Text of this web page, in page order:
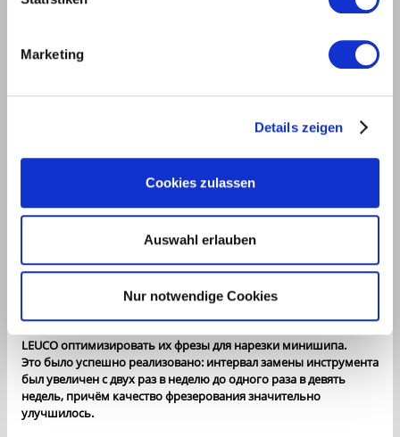
Marketing
Details zeigen
Cookies zulassen
Auswahl erlauben
Nur notwendige Cookies
Управляющий директор Фердинанд Шнайдер доволен результатом
Изготовление ламелей с минишипом для промышленного
производства клеёной древесины и плит из массивной
древесины должно быть прежде всего быстрым. Однако нельзя
бесконечно "жать на газ" – с увеличением скорости количество
LEUCO оптимизировать их фрезы для нарезки минишипа.
Это было успешно реализовано: интервал замены инструмента
был увеличен с двух раз в неделю до одного раза в девять
недель, причём качество фрезерования значительно
улучшилось.